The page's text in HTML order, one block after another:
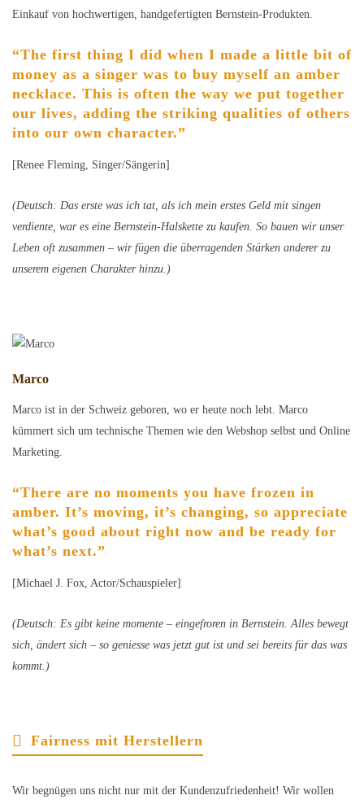
Einkauf von hochwertigen, handgefertigten Bernstein-Produkten.
“The first thing I did when I made a little bit of
money as a singer was to buy myself an amber
necklace. This is often the way we put together
our lives, adding the striking qualities of others
into our own character.”
[Renee Fleming, Singer/Sängerin]
(Deutsch: Das erste was ich tat, als ich mein erstes Geld mit singen
verdiente, war es eine Bernstein-Halskette zu kaufen. So bauen wir unser
Leben oft zusammen – wir fügen die überragenden Stärken anderer zu
unserem eigenen Charakter hinzu.)
Marco
Marco ist in der Schweiz geboren, wo er heute noch lebt. Marco
kümmert sich um technische Themen wie den Webshop selbst und Online
Marketing.
“There are no moments you have frozen in
amber. It’s moving, it’s changing, so appreciate
what’s good about right now and be ready for
what’s next.”
[Michael J. Fox, Actor/Schauspieler]
(Deutsch: Es gibt keine momente – eingefroren in Bernstein. Alles bewegt
sich, ändert sich – so geniesse was jetzt gut ist und sei bereits für das was
kommt.)
Fairness mit Herstellern
Wir begnügen uns nicht nur mit der Kundenzufriedenheit! Wir wollen